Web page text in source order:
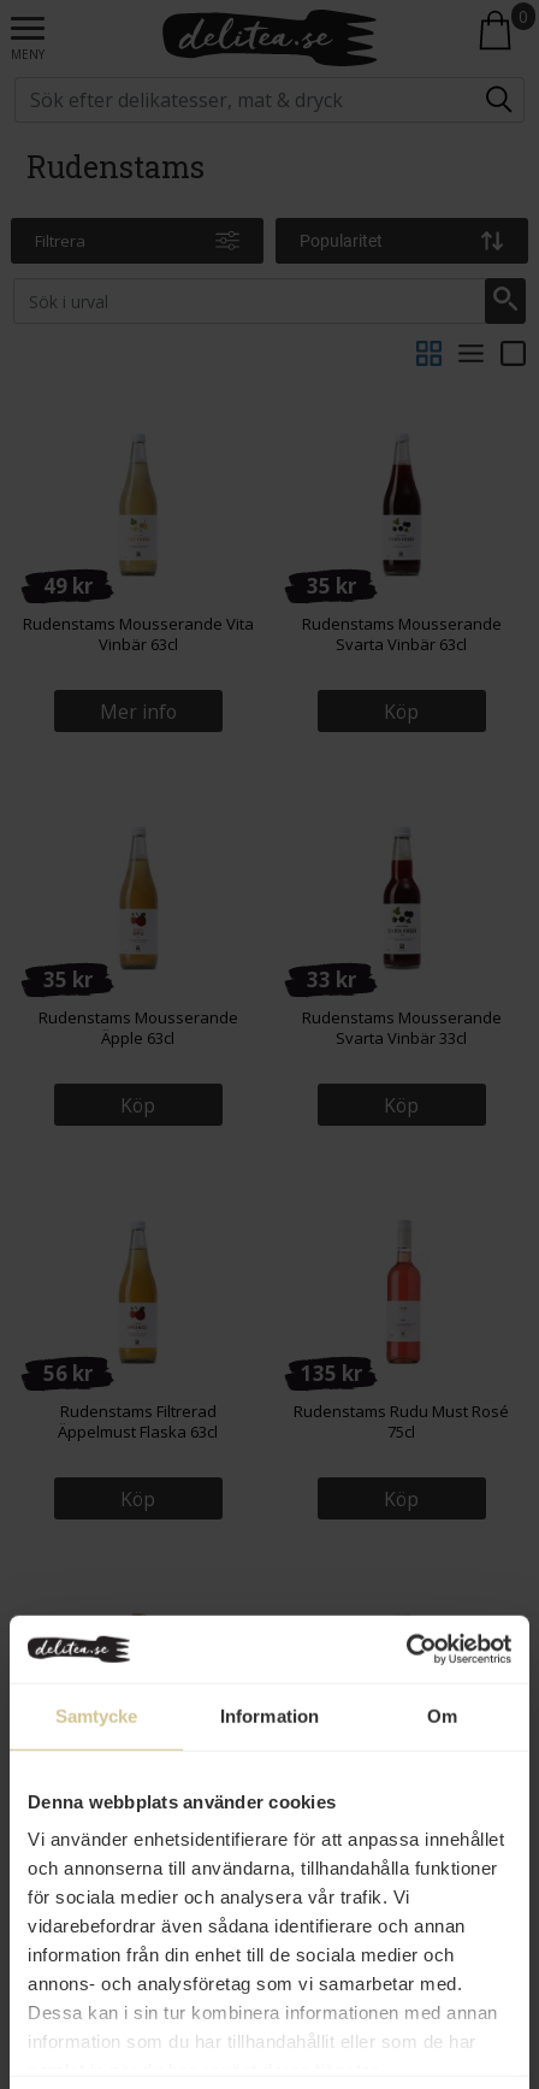
Samtycke Information Om
Denna webbplats använder cookies
Vi använder enhetsidentifierare för att anpassa innehållet
och annonserna till användarna, tillhandahålla funktioner
för sociala medier och analysera vår trafik. Vi
vidarebefordrar även sådana identifierare och annan
information från din enhet till de sociala medier och
annons- och analysföretag som vi samarbetar med.
Dessa kan i sin tur kombinera informationen med annan
information som du har tillhandahållit eller som de har
MENY
0
Rudenstams
Filtrera Popularitet
49 kr
Rudenstams Mousserande Vita
Vinbär 63cl
Mer info
35 kr
Rudenstams Mousserande
Svarta Vinbär 63cl
Köp
35 kr
Rudenstams Mousserande
Äpple 63cl
Köp
33 kr
Rudenstams Mousserande
Svarta Vinbär 33cl
Köp
56 kr
Rudenstams Filtrerad
Äppelmust Flaska 63cl
Köp
135 kr
Rudenstams Rudu Must Rosé
75cl
Köp
Rudenstams Rudu Cider 2,25%
Köp
Rudenstams Svartvinbärssaft
Köp